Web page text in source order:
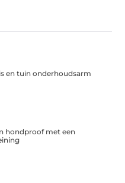
en tuin onderhoudsarm
hondproof met een